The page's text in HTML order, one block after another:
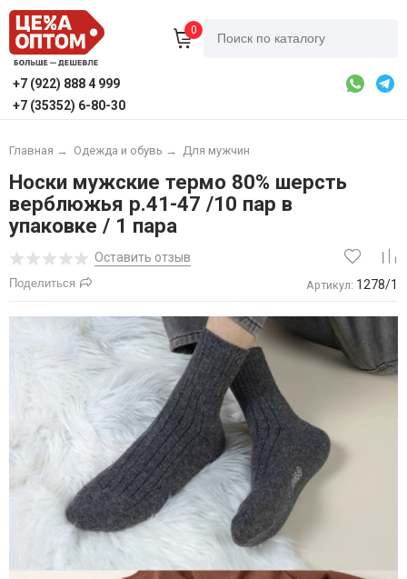
0
+7 (922) 888 4 999
+7 (35352) 6-80-30
Главная → Одежда и обувь → Для мужчин
Носки мужские термо 80% шерсть
верблюжья р.41-47 /10 пар в
упаковке / 1 пара
Оставить отзыв
Поделиться Артикул: 1278/1